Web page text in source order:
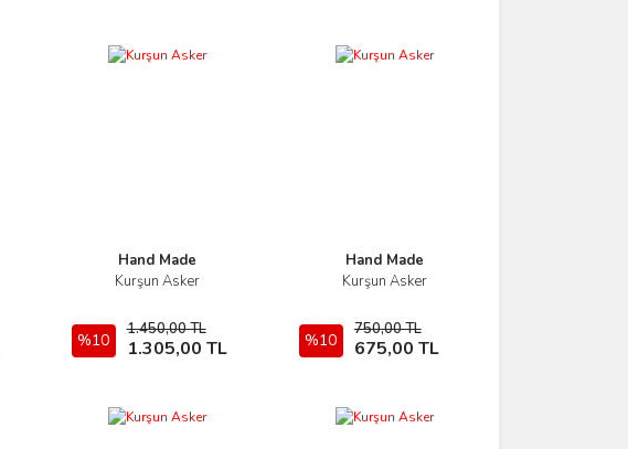
Hand Made
Kurşun Asker
%10
1.450,00 TL
1.305,00 TL
İncele
Sepete Ekle
Hand Made
Kurşun Asker
%10
750,00 TL
675,00 TL
İncele
Sepete Ekle